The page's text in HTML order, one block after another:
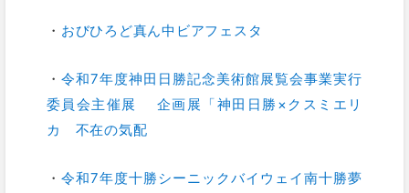
・ おびひろど真ん中ビアフェスタ
・令和7年度神田日勝記念美術館展覧会事業実行
委員会主催展 企画展「神田日勝×クスミエリ
カ 不在の気配
・令和7年度十勝シーニックバイウェイ南十勝夢